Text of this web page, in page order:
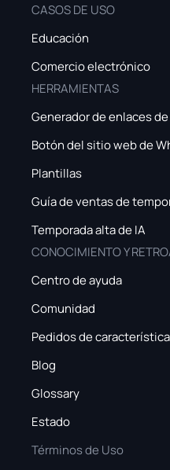
CASOS DE USO
Educación
Comercio electrónico
HERRAMIENTAS
Generador de enlaces
Botón del sitio web de
Plantillas
Guía de ventas de
Temporada alta de IA
CONOCIMIENTO Y
Centro de ayuda
Comunidad
Pedidos de
Blog
Glossary
Estado
Términos de Uso